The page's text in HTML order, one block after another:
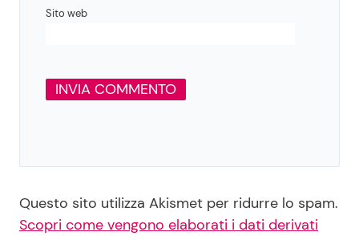
Sito web
Questo sito utilizza Akismet per ridurre lo spam.
Scopri come vengono elaborati i dati derivati